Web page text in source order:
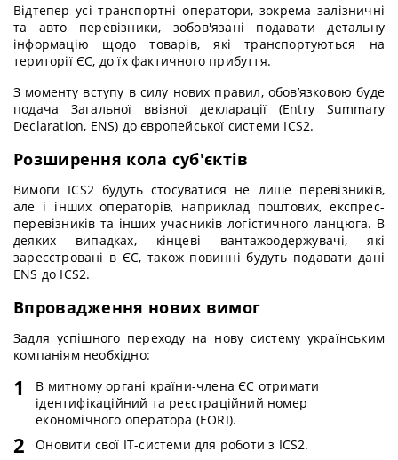
Відтепер усі транспортні оператори, зокрема залізничні
та авто перевізники, зобов'язані подавати детальну
інформацію щодо товарів, які транспортуються на
території ЄС, до їх фактичного прибуття.
З моменту вступу в силу нових правил, обов’язковою буде
подача Загальної ввізної декларації (Entry Summary
Declaration, ENS) до європейської системи ICS2.
Розширення кола суб'єктів
Вимоги ICS2 будуть стосуватися не лише перевізників,
але і інших операторів, наприклад поштових, експрес-
перевізників та інших учасників логістичного ланцюга. В
деяких випадках, кінцеві вантажоодержувачі, які
зареєстровані в ЄС, також повинні будуть подавати дані
ENS до ICS2.
Впровадження нових вимог
Задля успішного переходу на нову систему українським
компаніям необхідно:
В митному органі країни-члена ЄС отримати
ідентифікаційний та реєстраційний номер
економічного оператора (EORI).
Оновити свої ІТ-системи для роботи з ICS2.